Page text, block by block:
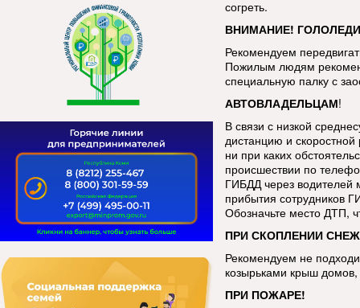
согреть.
ВНИМАНИЕ!
Рекомендуем
Пожилым людям
специальную палку с
АВТОВЛАДЕЛЬЦАМ!
В связи с низкой
дистанцию и
ни при каких
происшествии по
ГИБДД через
прибытия сотрудников
Обозначьте место ДТП,
ПРИ СКОПЛЕНИИ
Рекомендуем не
козырьками крыш домов,
ПРИ ПОЖАРЕ!